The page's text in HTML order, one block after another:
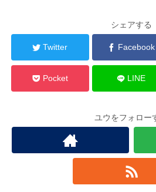
シェアする
Twitter Facebook
Pocket LINE
ユウをフォロー